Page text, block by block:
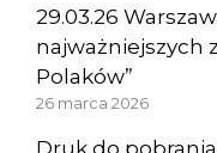
29.03.26
najważniejszych
Polaków”
26 marca 2026
Druk do